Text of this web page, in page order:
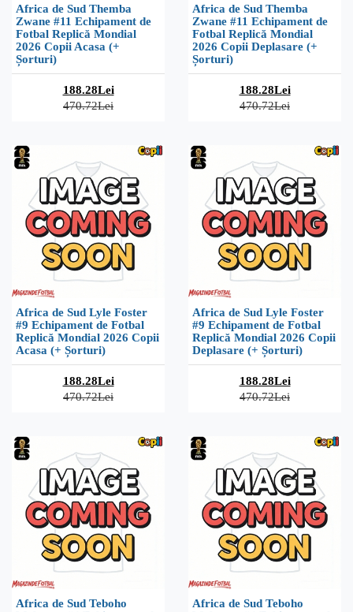
Africa de Sud Themba
Zwane #11 Echipament de
Fotbal Replică Mondial
2026 Copii Acasa (+
Șorturi)
188.28Lei
470.72Lei
Africa de Sud Themba
Zwane #11 Echipament de
Fotbal Replică Mondial
2026 Copii Deplasare (+
Șorturi)
188.28Lei
470.72Lei
Africa de Sud Lyle Foster
#9 Echipament de Fotbal
Replică Mondial 2026 Copii
Acasa (+ Șorturi)
188.28Lei
470.72Lei
Africa de Sud Lyle Foster
#9 Echipament de Fotbal
Replică Mondial 2026 Copii
Deplasare (+ Șorturi)
188.28Lei
470.72Lei
Africa de Sud Teboho
Africa de Sud Teboho